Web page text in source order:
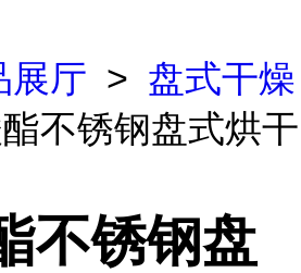
展厅 > 盘式干燥
不锈钢盘式烘干
不锈钢盘